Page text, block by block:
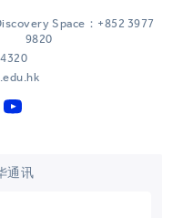
Space：+852 3977
9820
通讯